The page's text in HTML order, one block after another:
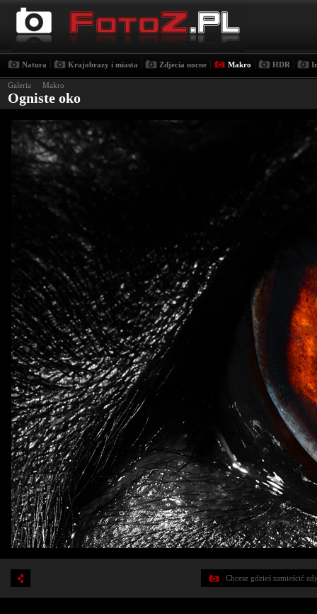
Natura Krajobrazy i miasta Zdjecia nocne Makro HDR
Galeria › Makro
Ogniste oko
Chcesz gdzieś zamieścić